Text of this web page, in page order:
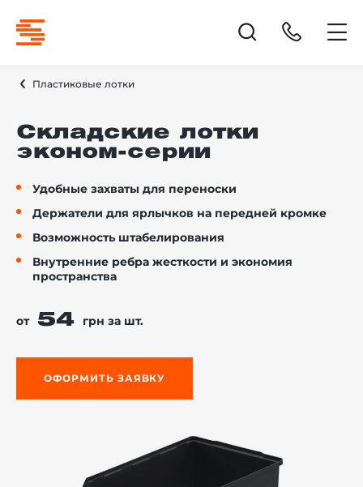
Пластиковые лотки
Складские лотки
эконом-серии
Удобные захваты для переноски
Держатели для ярлычков на передней кромке
Возможность штабелирования
Внутренние ребра жесткости и экономия
пространства
от 54 грн за шт.
ОФОРМИТЬ ЗАЯВКУ